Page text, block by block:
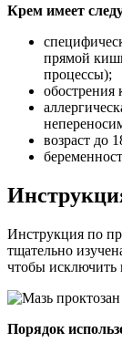
Крем имеет
прямой
процессы);
обострения
возраст до
Инструкция по
тщательно
чтобы исключить
Порядок